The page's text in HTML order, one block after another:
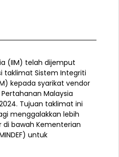
(IIM) telah dijemput
taklimat Sistem Integriti
kepada syarikat vendor
Malaysia
Tujuan taklimat ini
menggalakkan lebih
di bawah Kementerian
untuk